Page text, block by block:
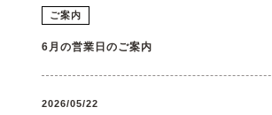
ご案内
6月の営業日のご案内
2026/05/22